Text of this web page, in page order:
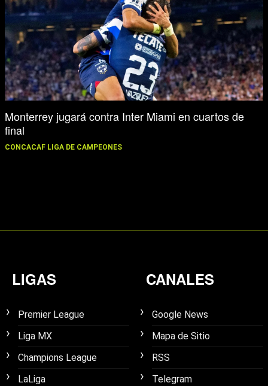
Monterrey jugará contra Inter Miami en cuartos de
final
CONCACAF LIGA DE CAMPEONES
LIGAS
Premier League
Liga MX
Champions League
LaLiga
CANALES
Google News
Mapa de Sitio
RSS
Telegram